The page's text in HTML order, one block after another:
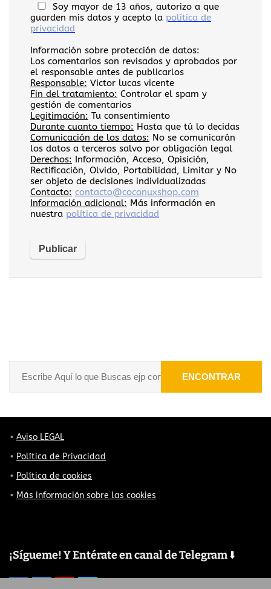
Soy mayor de 13 años, autorizo a que
guarden mis datos y acepto la política de
privacidad
Información sobre protección de datos:
Los comentarios son revisados y aprobados por
el responsable antes de publicarlos
Responsable: Victor lucas vicente
Fin del tratamiento: Controlar el spam y
gestión de comentarios
Legitimación: Tu consentimiento
Durante cuanto tiempo: Hasta que tú lo decidas
Comunicación de los datos: No se comunicarán
los datos a terceros salvo por obligación legal
Derechos: Información, Acceso, Opisición,
Rectificación, Olvido, Portabilidad, Limitar y No
ser objeto de decisiones individualizadas
Contacto: contacto@coconuxshop.com
Información adicional: Más información en
nuestra política de privacidad
ENCONTRAR
Aviso LEGAL
Política de Privacidad
Política de cookies
Más información sobre las cookies
¡Sígueme! Y Entérate en canal de Telegram ⬇️